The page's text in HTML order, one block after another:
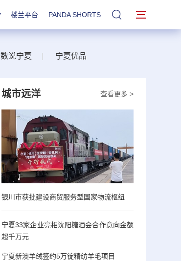
楼兰平台 PANDA SHORTS 站内搜索
数说宁夏 宁夏优品
查看更多 >
城市远洋
银川市获批建设商贸服务型国家物流枢纽
宁夏33家企业亮相沈阳糖酒会合作意向金额
超千万元
宁夏新澳羊绒签约5万锭精纺羊毛项目